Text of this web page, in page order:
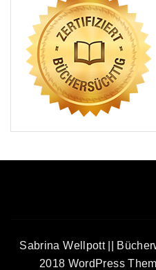
Sabrina Wellpott ||
2018 WordPress